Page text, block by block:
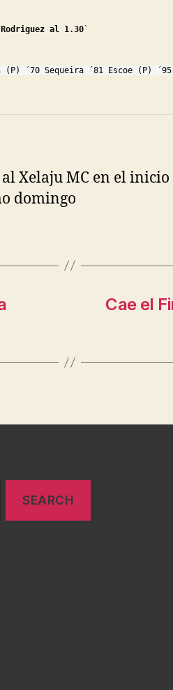
al 1.30 `
(P) ´70 Sequeira ´81 Escoe (P) ´95
Xelaju MC en el inicio
domingo
Cae el